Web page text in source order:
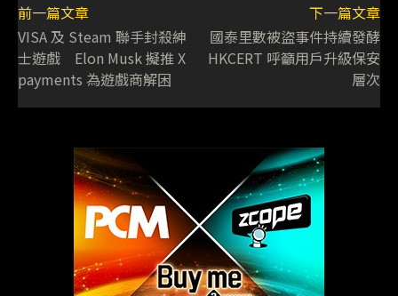
前一篇文章
VISA 及 Steam 聯手封殺紳
士遊戲 Elon Musk 擬推 X
payments 為遊戲商解困
下一篇文章
國泰里數被盜事件持續發酵
HKCERT 呼籲用戶升級保安
層次